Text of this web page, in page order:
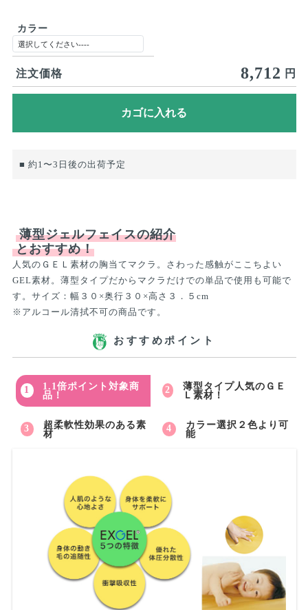
カラー
注文価格 8,712 円
■ 約1〜3日後の出荷予定
薄型ジェルフェイスの紹介
とおすすめ！
人気のＧＥＬ素材の胸当てマクラ。さわった感触がここちよい
GEL素材。薄型タイプだからマクラだけでの単品で使用も可能で
す。サイズ：幅３０×奥行３０×高さ３．５cm
※アルコール清拭不可の商品です。
おすすめポイント
1.1倍ポイント対象商
品！
薄型タイプ人気のＧＥ
Ｌ素材！
超柔軟性効果のある素
材
カラー選択２色より可
能